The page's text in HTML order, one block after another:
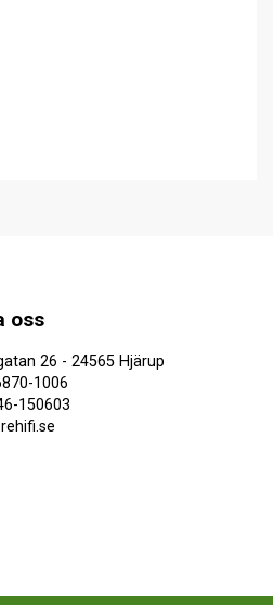
oss
26 - 24565 Hjärup
1006
150603